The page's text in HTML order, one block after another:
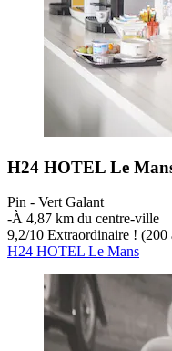
H24 HOTEL Le
Pin - Vert Galant
‐À 4,87 km du centre-ville
9,2/10 Extraordinaire ! (200
H24 HOTEL Le Mans